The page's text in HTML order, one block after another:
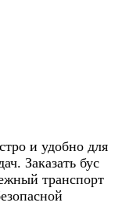
и удобно для
Заказать бус
транспорт